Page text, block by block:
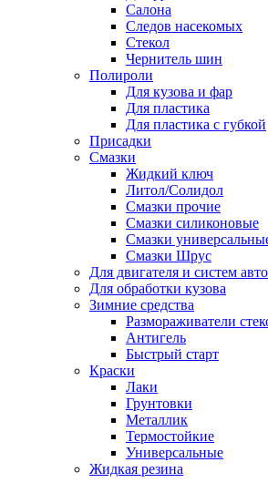
Салона
Следов насекомых
Стекол
Чернитель шин
Полироли
Для кузова и фар
Для пластика
Для пластика с губкой
Присадки
Смазки
Жидкий ключ
Литол/Солидол
Смазки прочие
Смазки силиконовые
Смазки
Смазки Шрус
Для двигателя и систем
Для обработки кузова
Зимние средства
Размораживатели
Антигель
Быстрый старт
Краски
Лаки
Грунтовки
Металлик
Термостойкие
Универсальные
Жидкая резина